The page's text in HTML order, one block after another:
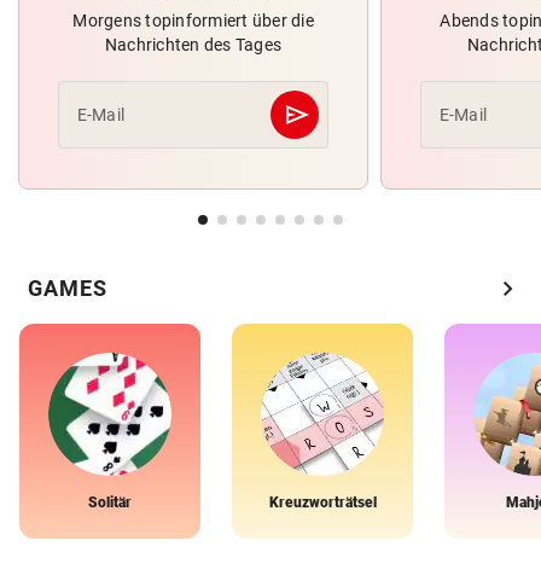
Morgens topinformiert über die
Nachrichten des Tages
E-Mail send
Abschicken
Abends
E-Mail
GAMES chevron_right
Solitär Kreuzworträtsel